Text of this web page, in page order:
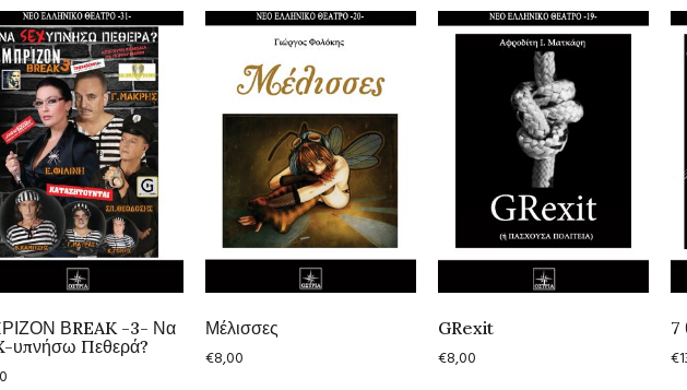
ΒREAK -3- Να
υπνήσω Πεθερά?
Μέλισσες
€8,00
GRexit
€8,00
7
€